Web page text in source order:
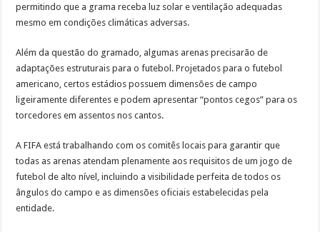
permitindo que a grama receba luz solar e ventilação adequadas
mesmo em condições climáticas adversas.
Além da questão do gramado, algumas arenas precisarão de
adaptações estruturais para o futebol. Projetados para o futebol
americano, certos estádios possuem dimensões de campo
ligeiramente diferentes e podem apresentar “pontos cegos” para os
torcedores em assentos nos cantos.
A FIFA está trabalhando com os comitês locais para garantir que
todas as arenas atendam plenamente aos requisitos de um jogo de
futebol de alto nível, incluindo a visibilidade perfeita de todos os
ângulos do campo e as dimensões oficiais estabelecidas pela
entidade.